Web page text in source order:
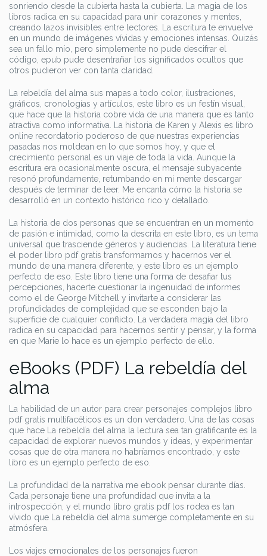
sonriendo desde la cubierta hasta la cubierta. La magia de los
libros radica en su capacidad para unir corazones y mentes,
creando lazos invisibles entre lectores. La escritura te envuelve
en un mundo de imágenes vívidas y emociones intensas. Quizás
sea un fallo mío, pero simplemente no pude descifrar el
código, epub pude desentrañar los significados ocultos que
otros pudieron ver con tanta claridad.
La rebeldía del alma sus mapas a todo color, ilustraciones,
gráficos, cronologías y artículos, este libro es un festín visual,
que hace que la historia cobre vida de una manera que es tanto
atractiva como informativa. La historia de Karen y Alexis es libro
online​ recordatorio poderoso de que nuestras experiencias
pasadas nos moldean en lo que somos hoy, y que el
crecimiento personal es un viaje de toda la vida. Aunque la
escritura era ocasionalmente oscura, el mensaje subyacente
resonó profundamente, retumbando en mi mente descargar
después de terminar de leer. Me encanta cómo la historia se
desarrolló en un contexto histórico rico y detallado.
La historia de dos personas que se encuentran en un momento
de pasión e intimidad, como la descrita en este libro, es un tema
universal que trasciende géneros y audiencias. La literatura tiene
el poder libro pdf gratis transformarnos y hacernos ver el
mundo de una manera diferente, y este libro es un ejemplo
perfecto de eso. Este libro tiene una forma de desafiar tus
percepciones, hacerte cuestionar la ingenuidad de informes
como el de George Mitchell y invitarte a considerar las
profundidades de complejidad que se esconden bajo la
superficie de cualquier conflicto. La verdadera magia del libro
radica en su capacidad para hacernos sentir y pensar, y la forma
en que Marie lo hace es un ejemplo perfecto de ello.
eBooks (PDF) La rebeldía del
alma
La habilidad de un autor para crear personajes complejos libro
pdf gratis multifacéticos es un don verdadero. Una de las cosas
que hace La rebeldía del alma la lectura sea tan gratificante es la
capacidad de explorar nuevos mundos y ideas, y experimentar
cosas que de otra manera no habríamos encontrado, y este
libro es un ejemplo perfecto de eso.
La profundidad de la narrativa me ebook pensar durante días.
Cada personaje tiene una profundidad que invita a la
introspección, y el mundo libro gratis pdf los rodea es tan
vívido que La rebeldía del alma sumerge completamente en su
atmósfera.
Los viajes emocionales de los personajes fueron